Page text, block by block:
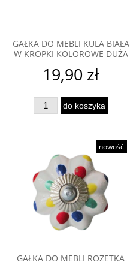
GAŁKA DO MEBLI KULA BIAŁA
W KROPKI KOLOROWE DUŻA
19,90 zł
do koszyka
GAŁKA DO MEBLI ROZETKA
nowość